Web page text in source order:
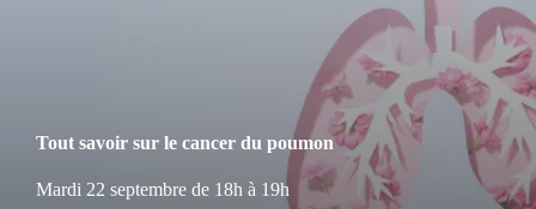
Tout savoir sur le cancer du poumon
Mardi 22 septembre de 18h à 19h